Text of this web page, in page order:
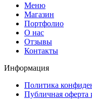
Меню
Магазин
Портфолио
О нас
Отзывы
Контакты
Информация
Политика
Публичная оферта